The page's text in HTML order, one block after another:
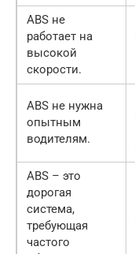
ABS не
работает на
высокой
скорости.
ABS не нужна
опытным
водителям.
ABS – это
дорогая
система,
требующая
частого